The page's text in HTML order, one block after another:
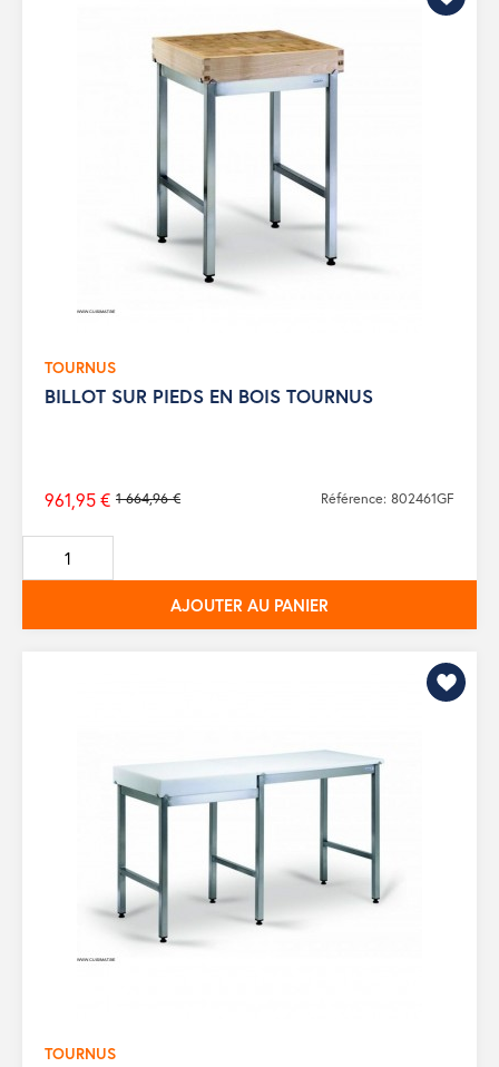
TOURNUS
BILLOT SUR PIEDS EN BOIS TOURNUS
Prix
de
base
1 664,96 €
961,95 € Référence: 802461GF
AJOUTER AU PANIER
TOURNUS